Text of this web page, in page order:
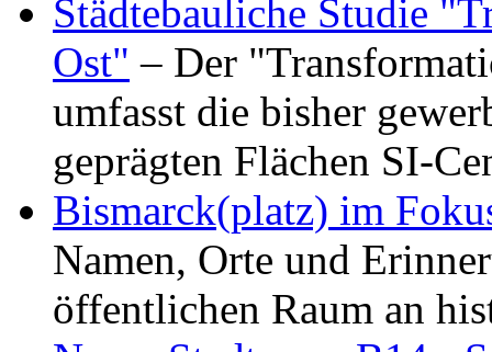
Städtebauliche Studie
Ost" – Der
umfasst die bisher
geprägten Flächen SI-
Bismarck(platz) im
Namen, Orte und
öffentlichen Raum an